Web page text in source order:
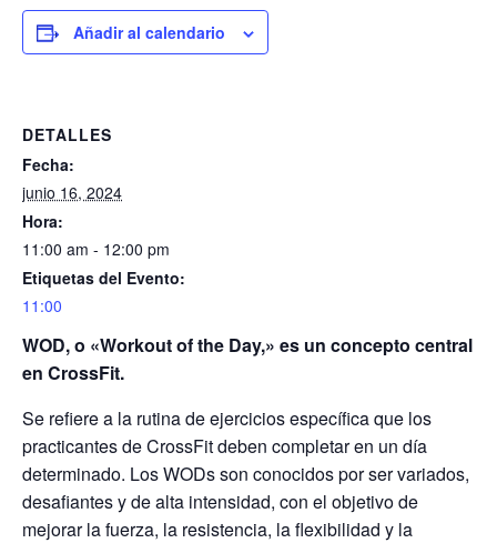
Añadir al calendario
DETALLES
Fecha:
junio 16, 2024
Hora:
11:00 am - 12:00 pm
Etiquetas del Evento:
11:00
WOD, o «Workout of the Day,» es un concepto central
en CrossFit.
Se refiere a la rutina de ejercicios específica que los
practicantes de CrossFit deben completar en un día
determinado. Los WODs son conocidos por ser variados,
desafiantes y de alta intensidad, con el objetivo de
mejorar la fuerza, la resistencia, la flexibilidad y la